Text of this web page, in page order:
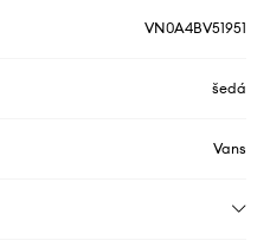
VN0A4BV51951
šedá
Vans